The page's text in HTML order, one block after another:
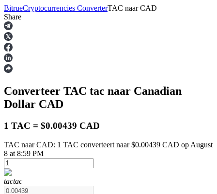
Termijncontracten
USDT-futures
BitrueCryptocurrencies ConverterTAC naar CAD
Share
Converteer TAC tac naar Canadian
Dollar CAD
1 TAC = $0.00439 CAD
TAC naar CAD: 1 TAC converteert naar $0.00439 CAD op August
8 at 8:59 PM
tactac